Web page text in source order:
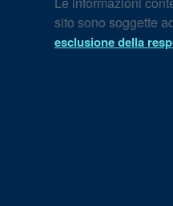
sito sono soggette
esclusione della